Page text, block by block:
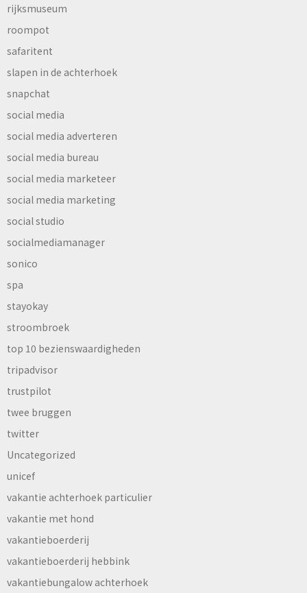
rijksmuseum
roompot
safaritent
slapen in de achterhoek
snapchat
social media
social media adverteren
social media bureau
social media marketeer
social media marketing
social studio
socialmediamanager
sonico
spa
stayokay
stroombroek
top 10 bezienswaardigheden
tripadvisor
trustpilot
twee bruggen
twitter
Uncategorized
unicef
vakantie achterhoek particulier
vakantie met hond
vakantieboerderij
vakantieboerderij hebbink
vakantiebungalow achterhoek